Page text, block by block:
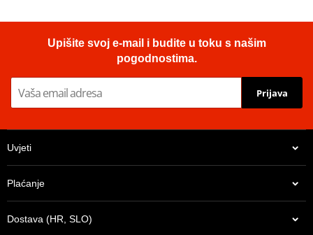
Upišite svoj e-mail i budite u toku s našim
pogodnostima.
Prijava
Uvjeti
Plaćanje
Dostava (HR, SLO)